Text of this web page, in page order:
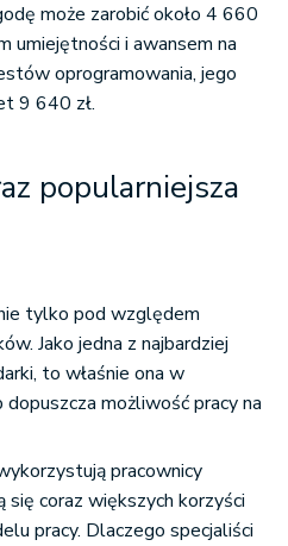
może zarobić około 4 660
umiejętności i awansem na
oprogramowania, jego
9 640 zł.
popularniejsza
tylko pod względem
Jako jedna z najbardziej
to właśnie ona w
możliwość pracy na
pracownicy
coraz większych korzyści
pracy. Dlaczego specjaliści